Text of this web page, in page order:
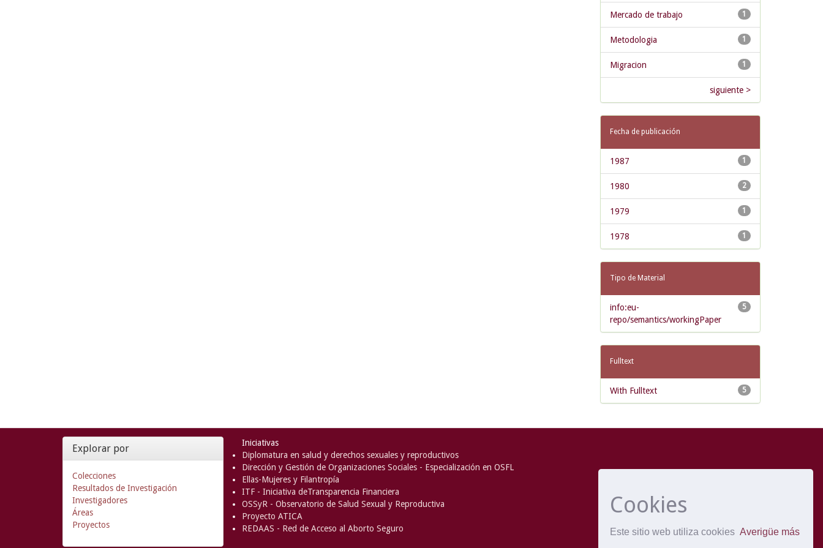
Cookies
Este sitio web utiliza cookies Averigüe más
1
Mercado de trabajo
1
Metodologia
1
Migracion
siguiente >
Fecha de publicación
1
1987
2
1980
1
1979
1
1978
Tipo de Material
5
info:eu-
repo/semantics/workingPaper
Fulltext
5
With Fulltext
Explorar por
Colecciones
Resultados de Investigación
Investigadores
Áreas
Proyectos
Iniciativas
Diplomatura en salud y derechos sexuales y reproductivos
Dirección y Gestión de Organizaciones Sociales - Especialización en OSFL
Ellas-Mujeres y Filantropía
ITF - Iniciativa deTransparencia Financiera
OSSyR - Observatorio de Salud Sexual y Reproductiva
Proyecto ATICA
REDAAS - Red de Acceso al Aborto Seguro